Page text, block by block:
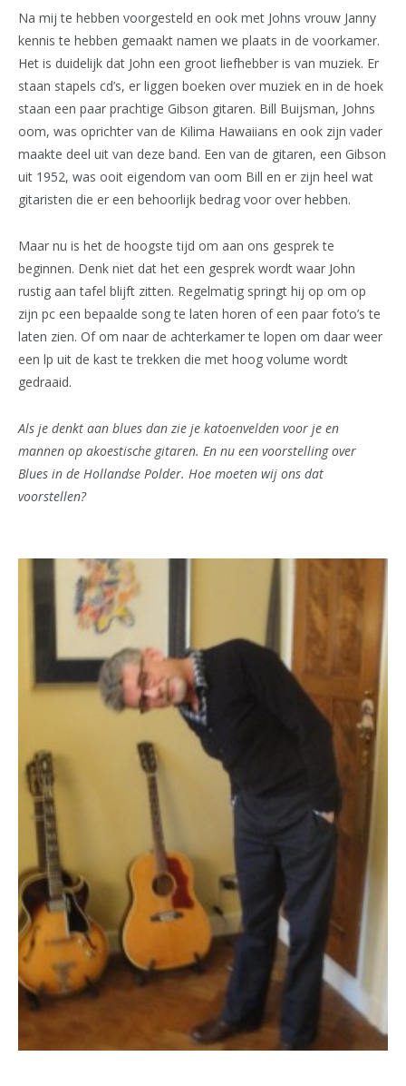
Na mij te hebben voorgesteld en ook met Johns vrouw Janny
kennis te hebben gemaakt namen we plaats in de voorkamer.
Het is duidelijk dat John een groot liefhebber is van muziek. Er
staan stapels cd’s, er liggen boeken over muziek en in de hoek
staan een paar prachtige Gibson gitaren. Bill Buijsman, Johns
oom, was oprichter van de Kilima Hawaiians en ook zijn vader
maakte deel uit van deze band. Een van de gitaren, een Gibson
uit 1952, was ooit eigendom van oom Bill en er zijn heel wat
gitaristen die er een behoorlijk bedrag voor over hebben.
Maar nu is het de hoogste tijd om aan ons gesprek te
beginnen. Denk niet dat het een gesprek wordt waar John
rustig aan tafel blijft zitten. Regelmatig springt hij op om op
zijn pc een bepaalde song te laten horen of een paar foto’s te
laten zien. Of om naar de achterkamer te lopen om daar weer
een lp uit de kast te trekken die met hoog volume wordt
gedraaid.
Als je denkt aan blues dan zie je katoenvelden voor je en
mannen op akoestische gitaren. En nu een voorstelling over
Blues in de Hollandse Polder. Hoe moeten wij ons dat
voorstellen?